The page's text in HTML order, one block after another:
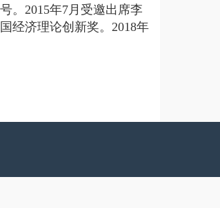
。2015年7月受邀出席李
经济理论创新奖。2018年